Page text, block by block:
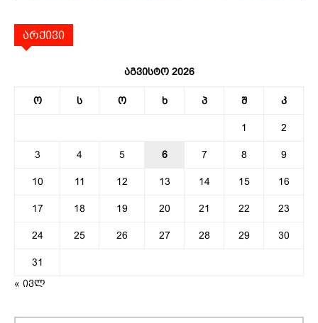
არქივი
აგვისტო 2026
ო ს ო ხ პ შ კ
1 2
3 4 5 6 7 8 9
10 11 12 13 14 15 16
17 18 19 20 21 22 23
24 25 26 27 28 29 30
31
« ივლ